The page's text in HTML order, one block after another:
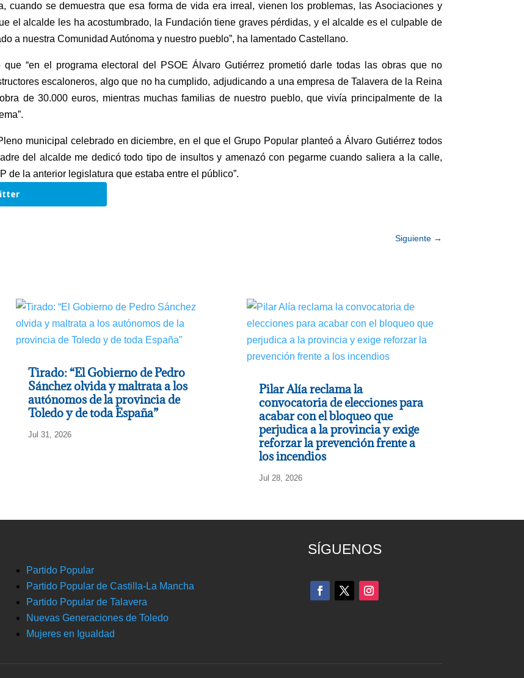
cuando se demuestra que esa forma de vida era irreal, vienen los problemas, las Asociaciones y
el alcalde les ha acostumbrado, la Fundación tiene graves pérdidas, y el alcalde es el culpable de
a nuestra Comunidad Autónoma y nuestro pueblo”, ha lamentado Castellano.
“en el programa electoral del PSOE Álvaro Gutiérrez prometió darle todas las obras que no
escaloneros, algo que no ha cumplido, adjudicando a una empresa de Talavera de la Reina
de 30.000 euros, mientras muchas familias de nuestro pueblo, que vivía principalmente de la
municipal celebrado en diciembre, en el que el Grupo Popular planteó a Álvaro Gutiérrez todos
del alcalde me dedicó todo tipo de insultos y amenazó con pegarme cuando saliera a la calle,
de la anterior legislatura que estaba entre el público”.
Siguiente→
Tirado: “El Gobierno de Pedro
Sánchez olvida y maltrata a los
autónomos de la provincia de
Toledo y de toda España”
Jul 31, 2026
Pilar Alía reclama la
convocatoria de elecciones para
acabar con el bloqueo que
perjudica a la provincia y exige
reforzar la prevención frente a
los incendios
Jul 28, 2026
Partido Popular
Partido Popular de Castilla-La Mancha
Partido Popular de Talavera
Nuevas Generaciones de Toledo
Mujeres en Igualdad
SÍGUENOS